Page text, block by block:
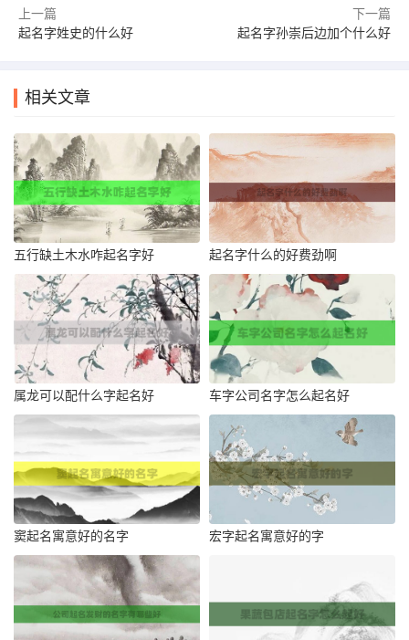
上一篇
起名字姓史的什么好
下一篇
起名字孙崇后边加个什么好
相关文章
五行缺土木水咋起名字好 起名字什么的好费劲啊
属龙可以配什么字起名好 车字公司名字怎么起名好
窦起名寓意好的名字 宏字起名寓意好的字